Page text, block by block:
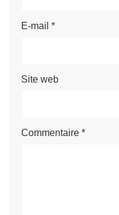
E-mail *
Site web
Commentaire *